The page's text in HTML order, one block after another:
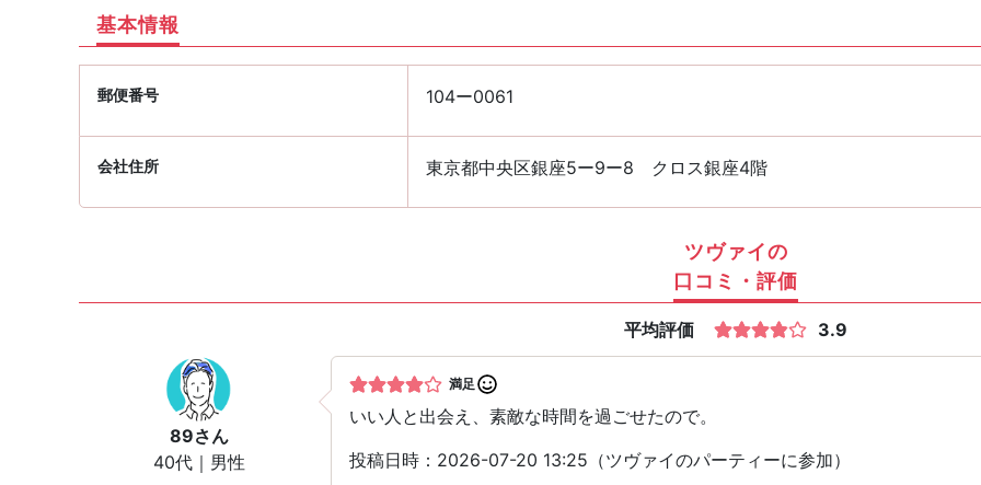
基本情報
郵便番号 104ー0061
会社住所 東京都中央区銀座5ー9ー8 クロス銀座4階
ツヴァイの
口コミ・評価
平均評価 3.9
89さん
40代｜男性
満足
いい人と出会え、素敵な時間を過ごせたので。
投稿日時：2026-07-20 13:25（ツヴァイのパーティーに参加）